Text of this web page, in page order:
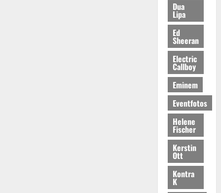
Dua
Lipa
Ed
Sheeran
Electric
Callboy
Eminem
Eventfotos
Helene
Fischer
Kerstin
Ott
Kontra
K